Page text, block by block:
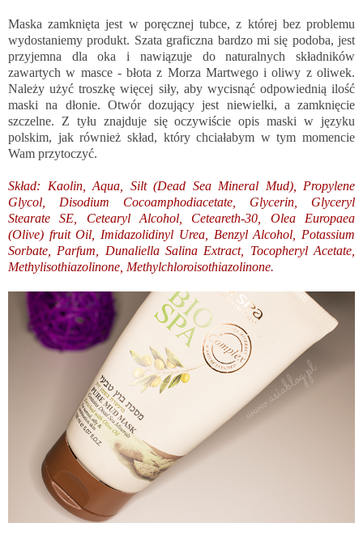
Maska zamknięta jest w poręcznej tubce, z której bez problemu
wydostaniemy produkt. Szata graficzna bardzo mi się podoba, jest
przyjemna dla oka i nawiązuje do naturalnych składników
zawartych w masce - błota z Morza Martwego i oliwy z oliwek.
Należy użyć troszkę więcej siły, aby wycisnąć odpowiednią ilość
maski na dłonie. Otwór dozujący jest niewielki, a zamknięcie
szczelne. Z tyłu znajduje się oczywiście opis maski w języku
polskim, jak również skład, który chciałabym w tym momencie
Wam przytoczyć.
Skład: Kaolin, Aqua, Silt (Dead Sea Mineral Mud), Propylene
Glycol, Disodium Cocoamphodiacetate, Glycerin, Glyceryl
Stearate SE, Cetearyl Alcohol, Ceteareth-30, Olea Europaea
(Olive) fruit Oil, Imidazolidinyl Urea, Benzyl Alcohol, Potassium
Sorbate, Parfum, Dunaliella Salina Extract, Tocopheryl Acetate,
Methylisothiazolinone, Methylchloroisothiazolinone.